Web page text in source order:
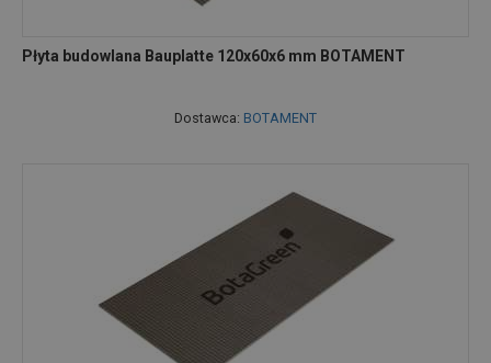
Płyta budowlana Bauplatte 120x60x6 mm BOTAMENT
Dostawca: BOTAMENT